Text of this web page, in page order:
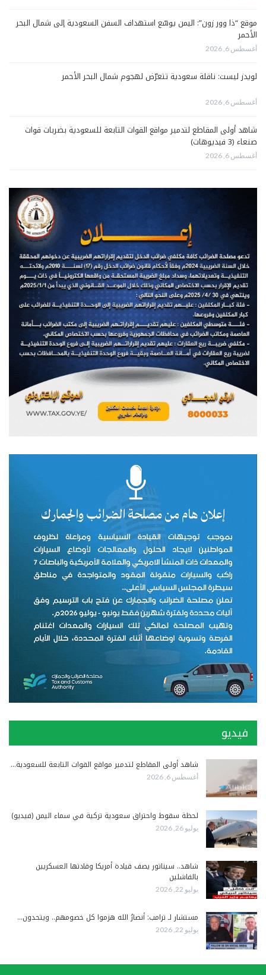
موقع “ذا وور زون”: اليمن يوسّع استهداف السفن السعودية إلى شمال البحر
الأحمر
أغسطس 6, 2026
لويدز ليست: ناقلة سعودية تتعرّض لهجوم شمال البحر الأحمر
أغسطس 6, 2026
شاهد أولى المقاطع لتدمير مواقع القوات التابعة للسعودية بضربات قوات
صنعاء (3 فيديوهات)
أغسطس 6, 2026
فيديو
شاهد أولى المقاطع لتدمير مواقع القوات التابعة للسعودية…
أغسطس 6, 2026
لحظة سقوط واحتراق سعودية تركية في سماء اليمن (فيديو)
يوليو 26, 2026
شاهد.. سيناتور يصف قيادة أمريكا وقادتها العسكريين
بالفاشلين
يوليو 22, 2026
مستشار لـ ترامب: أنصارُ الله هزموا كل خصومهم.. ويتحدون…
يوليو 22, 2026